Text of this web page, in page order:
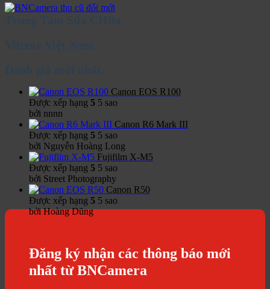
Canon EOS R100
Được xếp hạng 5 5 sao
bởi nnnn
Canon R6 Mark III
Được xếp hạng 5 5 sao
bởi Nguyễn Hoàng Long
Fujifilm X-M5
Được xếp hạng 5 5 sao
bởi Street Photography
Canon R50
Được xếp hạng 5 5 sao
bởi Hoàng Dũng
Đăng ký nhận các thông báo mới
nhất từ BNCamera